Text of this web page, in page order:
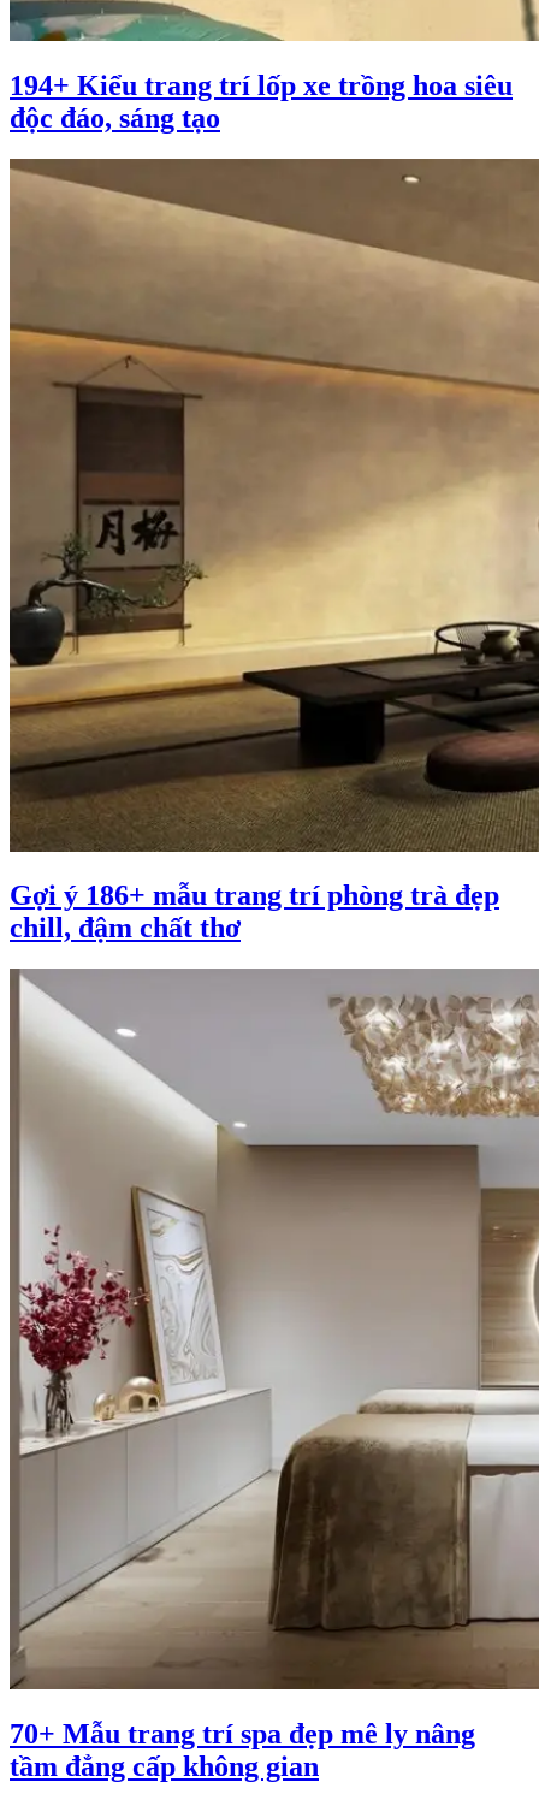
194+ Kiểu trang trí lốp xe trồng hoa siêu
độc đáo, sáng tạo
Gợi ý 186+ mẫu trang trí phòng trà đẹp
chill, đậm chất thơ
70+ Mẫu trang trí spa đẹp mê ly nâng
tầm đẳng cấp không gian